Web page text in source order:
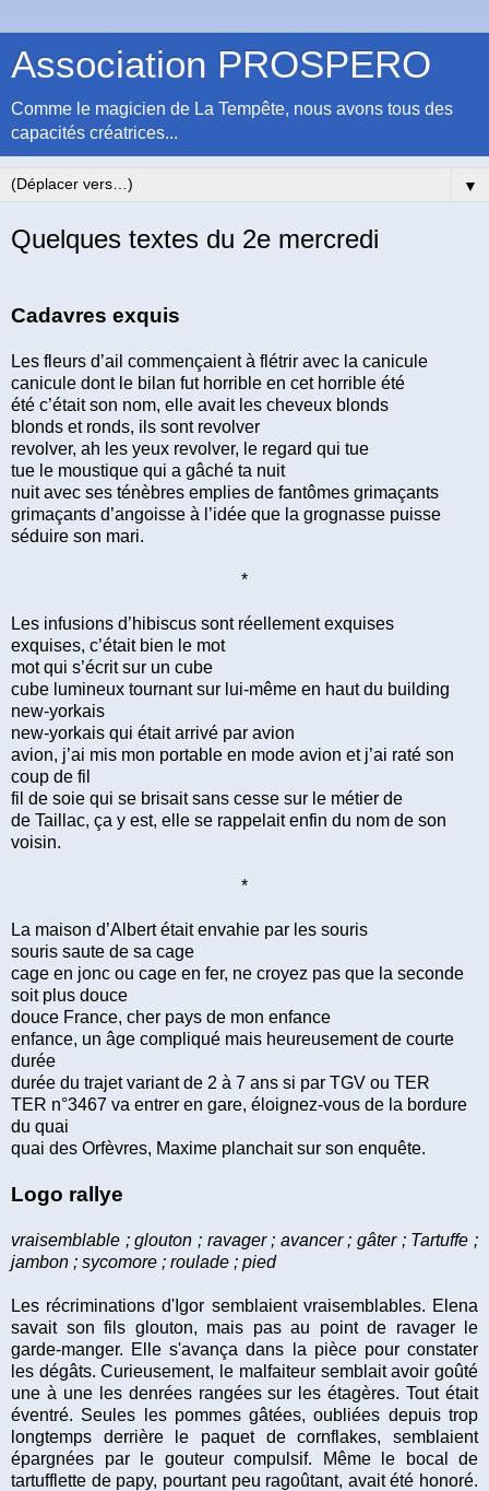
Association PROSPERO
Comme le magicien de La Tempête, nous avons tous des
capacités créatrices...
▼
Quelques textes du 2e mercredi
Cadavres exquis
Les fleurs d’ail commençaient à flétrir avec la canicule
canicule dont le bilan fut horrible en cet horrible été
été c’était son nom, elle avait les cheveux blonds
blonds et ronds, ils sont revolver
revolver, ah les yeux revolver, le regard qui tue
tue le moustique qui a gâché ta nuit
nuit avec ses ténèbres emplies de fantômes grimaçants
grimaçants d’angoisse à l’idée que la grognasse puisse
séduire son mari.
*
Les infusions d’hibiscus sont réellement exquises
exquises, c’était bien le mot
mot qui s’écrit sur un cube
cube lumineux tournant sur lui-même en haut du building
new-yorkais
new-yorkais qui était arrivé par avion
avion, j’ai mis mon portable en mode avion et j’ai raté son
coup de fil
fil de soie qui se brisait sans cesse sur le métier de
de Taillac, ça y est, elle se rappelait enfin du nom de son
voisin.
*
La maison d’Albert était envahie par les souris
souris saute de sa cage
cage en jonc ou cage en fer, ne croyez pas que la seconde
soit plus douce
douce France, cher pays de mon enfance
enfance, un âge compliqué mais heureusement de courte
durée
durée du trajet variant de 2 à 7 ans si par TGV ou TER
TER n°3467 va entrer en gare, éloignez-vous de la bordure
du quai
quai des Orfèvres, Maxime planchait sur son enquête.
Logo rallye
vraisemblable ; glouton ; ravager ; avancer ; gâter ; Tartuffe ;
jambon ; sycomore ; roulade ; pied
Les récriminations d'Igor semblaient vraisemblables. Elena
savait son fils glouton, mais pas au point de ravager le
garde-manger. Elle s'avança dans la pièce pour constater
les dégâts. Curieusement, le malfaiteur semblait avoir goûté
une à une les denrées rangées sur les étagères. Tout était
éventré. Seules les pommes gâtées, oubliées depuis trop
longtemps derrière le paquet de cornflakes, semblaient
épargnées par le gouteur compulsif. Même le bocal de
tartufflette de papy, pourtant peu ragoûtant, avait été honoré.